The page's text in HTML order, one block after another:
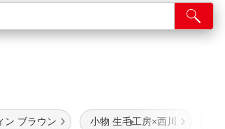
ン ブラウン 小物 生毛工房×西川